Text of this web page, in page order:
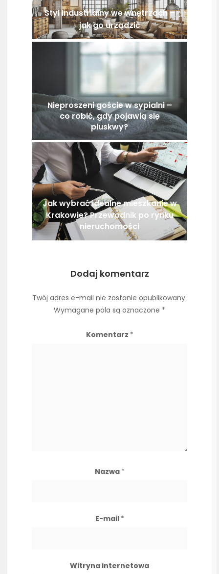
Styl industrialny we wnętrzach –
jak go urządzić
Nieproszeni goście w sypialni –
co robić, gdy pojawią się
pluskwy?
Jak wybrać idealne mieszkanie w
Krakowie? Przewodnik po rynku
nieruchomości
Dodaj komentarz
Twój adres e-mail nie zostanie opublikowany.
Wymagane pola są oznaczone *
Komentarz *
Nazwa *
E-mail *
Witryna internetowa